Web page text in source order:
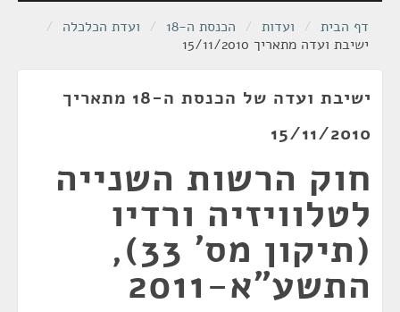
דף הבית / ועדות / הכנסת ה-18 / ועדת הכלכלה /
ישיבת ועדה מתאריך 15/11/2010
ישיבת ועדה של הכנסת ה-18 מתאריך
15/11/2010
חוק הרשות השנייה
לטלוויזיה ורדיו
(תיקון מס' 33),
התשע"א-2011